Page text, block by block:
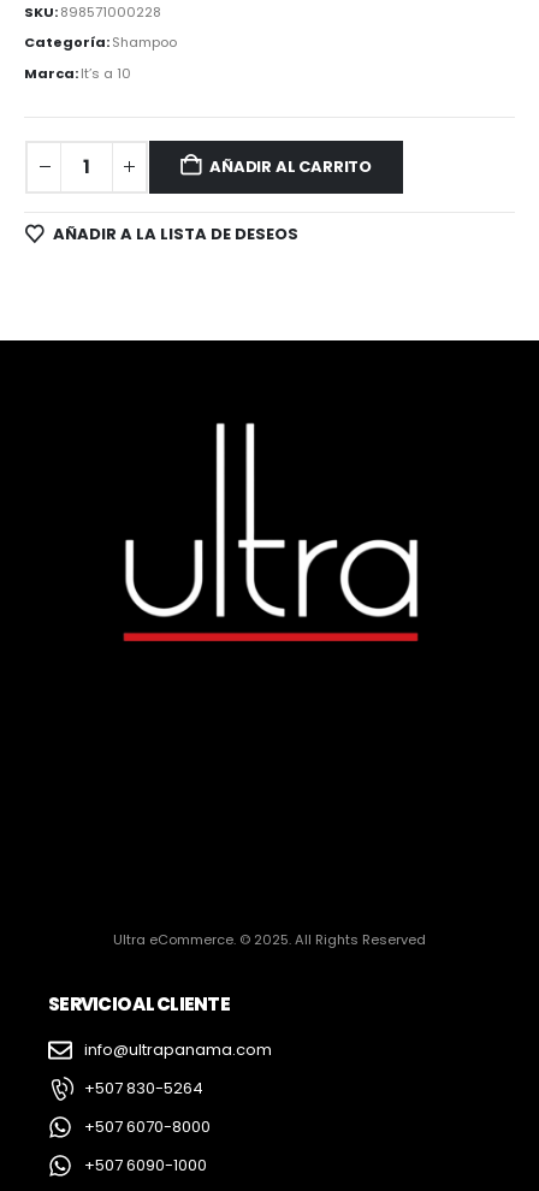
SKU:898571000228
Categoría:Shampoo
Marca:It’s a 10
AÑADIR AL CARRITO
AÑADIR A LA LISTA DE DESEOS
Ultra eCommerce. © 2025. All Rights Reserved
SERVICIO AL CLIENTE
info@ultrapanama.com
+507 830-5264
+507 6070-8000
+507 6090-1000